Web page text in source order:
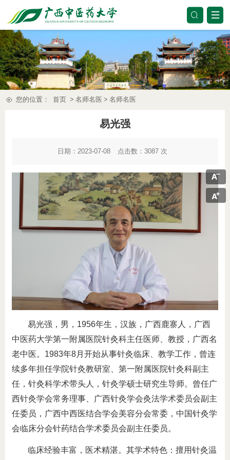
您的位置： 首页 > 名师名医 > 名师名医
易光强
日期：2023-07-08 点击数： 3087 次
易光强，男，1956年生，汉族，广西鹿寨人，广西
中医药大学第一附属医院针灸科主任医师、教授，广西名
老中医。1983年8月开始从事针灸临床、教学工作，曾连
续多年担任学院针灸教研室、第一附属医院针灸科副主
任，针灸科学术带头人，针灸学硕士研究生导师。曾任广
西针灸学会常务理事、广西针灸学会灸法学术委员会副主
任委员，广西中西医结合学会美容分会常委，中国针灸学
会临床分会针药结合学术委员会副主任委员。
临床经验丰富，医术精湛。其学术特色：擅用针灸温